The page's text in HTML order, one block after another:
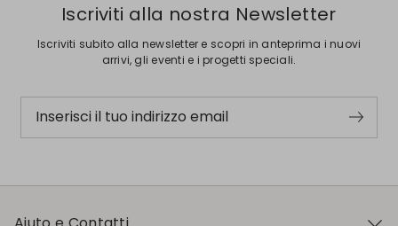
Iscriviti alla nostra Newsletter
Iscriviti subito alla newsletter e scopri in anteprima i nuovi
arrivi, gli eventi e i progetti speciali.
Inserisci il tuo indirizzo email